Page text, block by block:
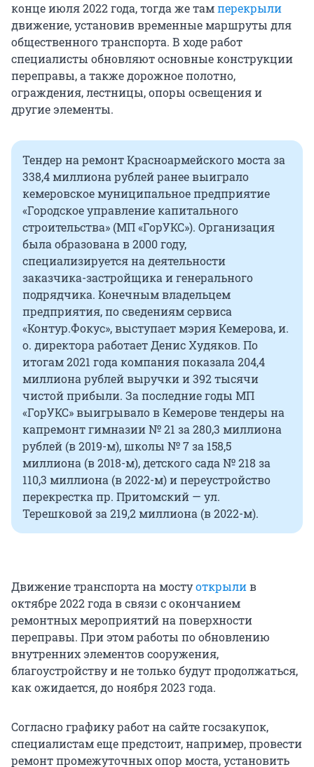
конце июля 2022 года, тогда же тамперекрыли
движение, установив временные маршруты для
общественного транспорта. В ходе работ
специалисты обновляют основные конструкции
переправы, а также дорожное полотно,
ограждения, лестницы, опоры освещения и
другие элементы.
Тендер на ремонт Красноармейского моста за
338,4 миллиона рублей ранее выиграло
кемеровское муниципальное предприятие
«Городское управление капитального
строительства» (МП «ГорУКС»). Организация
была образована в 2000 году,
специализируется на деятельности
заказчика-застройщика и генерального
подрядчика. Конечным владельцем
предприятия, по сведениям сервиса
«Контур.Фокус», выступает мэрия Кемерова, и.
о. директора работает Денис Худяков. По
итогам 2021 года компания показала 204,4
миллиона рублей выручки и 392 тысячи
чистой прибыли. За последние годы МП
«ГорУКС» выигрывало в Кемерове тендеры на
капремонт гимназии № 21 за 280,3 миллиона
рублей (в 2019-м), школы № 7 за 158,5
миллиона (в 2018-м), детского сада № 218 за
110,3 миллиона (в 2022-м) и переустройство
перекрестка пр. Притомский — ул.
Терешковой за 219,2 миллиона (в 2022-м).
Движение транспорта на мостуоткрылив
октябре 2022 года в связи с окончанием
ремонтных мероприятий на поверхности
переправы. При этом работы по обновлению
внутренних элементов сооружения,
благоустройству и не только будут продолжаться,
как ожидается, до ноября 2023 года.
Согласно графику работ на сайте госзакупок,
специалистам еще предстоит, например, провести
ремонт промежуточных опор моста, установить